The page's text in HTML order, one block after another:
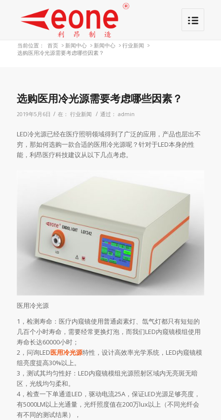
当前位置： 首页 > 新闻中心 > 新闻中心 > 行业新闻 >
选购医用冷光源需要考虑哪些因素？
选购医用冷光源需要考虑哪些因素？
2019年5月6日 / 在： 行业新闻 / 通过： admin
LED冷光源已经在医疗照明领域得到了广泛的应用，产品也层出不
穷，那如何选购一款合适的医用冷光源呢？针对于LED本身的性
能，利昂医疗科技建议从以下几点考虑。
医用冷光源
1，检测寿命：医疗内窥镜使用普通卤素灯、氙气灯都只有短短的
几百个小时寿命，需要经常更换灯泡，而我们LED内窥镜模组使用
寿命长达60000小时；
2，问询LED医用冷光源特性，设计高效率光学系统，LED内窥镜模
组亮度提高30%以上。
3，测试其均匀性好：LED内窥镜模组光源照射区域内无亮斑无暗
区，光线均匀柔和。
4，检查一下单通道LED，驱动电流25A，保证LED光源足够亮度，
有5000LM以上光通量，光纤照度值在200万lux以上（不同光纤会
有不同的测试结果），